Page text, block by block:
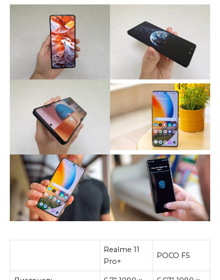
Realme 11
Pro+
POCO F5